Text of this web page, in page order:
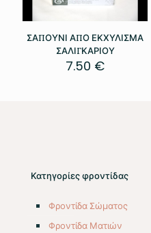
ΣΑΠΟΥΝΙ ΑΠΟ ΕΚΧΥΛΙΣΜΑ
ΣΑΛΙΓΚΑΡΙΟΥ
7.50 €
Κατηγορίες φροντίδας
Φροντίδα Σώματος
Φροντίδα Ματιών